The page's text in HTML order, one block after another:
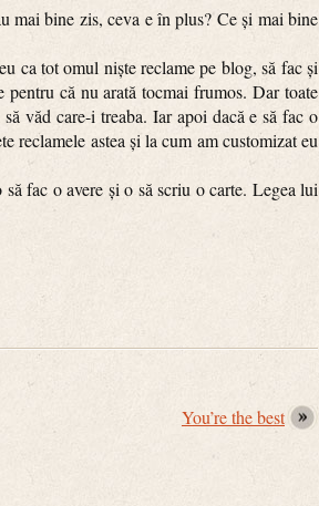
bine zis, ceva e în plus? Ce și mai bine
tot omul niște reclame pe blog, să fac și
că nu arată tocmai frumos. Dar toate
văd care-i treaba. Iar apoi dacă e să fac o
reclamele astea și la cum am customizat eu
fac o avere și o să scriu o carte. Legea lui
You’re the best